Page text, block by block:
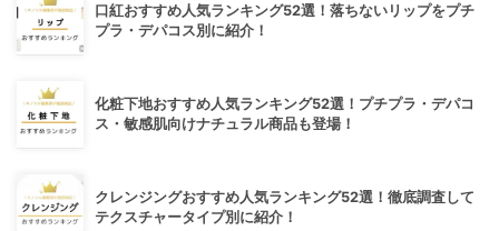
口紅おすすめ人気ランキング52選！落ちないリップをプチ
プラ・デパコス別に紹介！
化粧下地おすすめ人気ランキング52選！プチプラ・デパコ
ス・敏感肌向けナチュラル商品も登場！
クレンジングおすすめ人気ランキング52選！徹底調査して
テクスチャータイプ別に紹介！